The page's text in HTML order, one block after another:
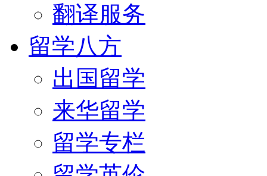
翻译服务
留学八方
出国留学
来华留学
留学专栏